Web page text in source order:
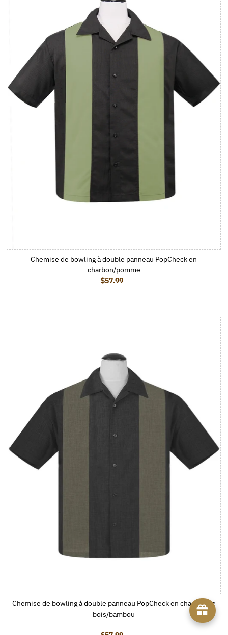
Chemise de bowling à double panneau PopCheck en
charbon/pomme
Prix ordinaire
$57.99
Chemise de bowling à double panneau PopCheck en charbon de
bois/bambou